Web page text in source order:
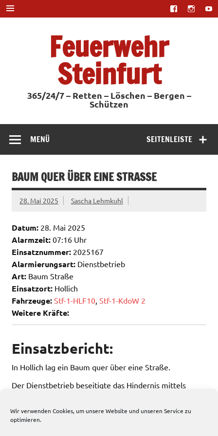
Wir verwenden Cookies, um unsere Website und unseren Service zu
optimieren.
Zum
Inhalt
springen
Feuerwehr
Steinfurt
365/24/7 – Retten – Löschen – Bergen –
Schützen
SEITENLEISTE
MENÜ
BAUM QUER ÜBER EINE STRASSE
28. Mai 2025 Sascha Lehmkuhl
Datum: 28. Mai 2025
Alarmzeit: 07:16 Uhr
Einsatznummer: 2025167
Alarmierungsart: Dienstbetrieb
Art: Baum Straße
Einsatzort: Hollich
Fahrzeuge: Stf-1-HLF10 Stf-1-KdoW 2
Weitere Kräfte:
Einsatzbericht:
In Hollich lag ein Baum quer über eine Straße.
Der Dienstbetrieb beseitigte das Hindernis mittels
200 total views